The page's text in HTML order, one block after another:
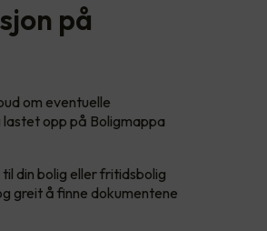
på
om eventuelle
opp på Boligmappa
din bolig eller fritidsbolig
greit å finne dokumentene